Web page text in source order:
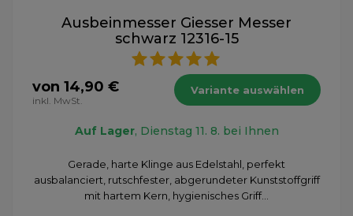
Ausbeinmesser Giesser Messer
schwarz 12316-15
von 14,90 €
inkl. MwSt.
Variante auswählen
Auf Lager, Dienstag 11. 8. bei Ihnen
Gerade, harte Klinge aus Edelstahl, perfekt
ausbalanciert, rutschfester, abgerundeter Kunststoffgriff
mit hartem Kern, hygienisches Griff...